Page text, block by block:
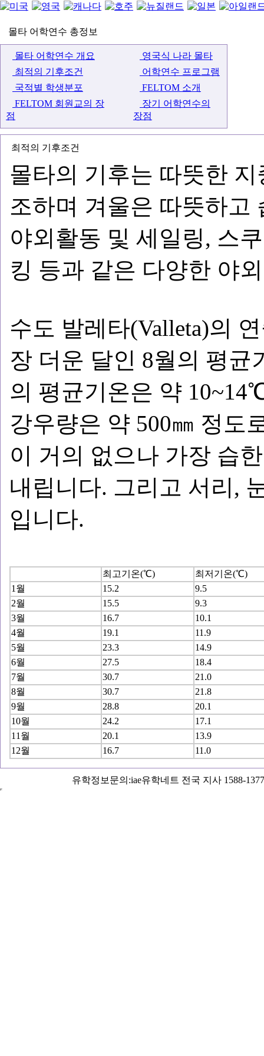
몰타 어학연수 총정보
몰타 어학연수 개요
영국식 나라 몰타
최적의 기후조건
어학연수 프로그램
국적별 학생분포
FELTOM 소개
FELTOM 회원교의 장
점
장기 어학연수의
장점
최적의 기후조건
몰타의 기후는 따뜻한
조하며 겨울은 따뜻하고
야외활동 및 세일링, 스
킹 등과 같은 다양한 야
수도 발레타(Valleta)의
장 더운 달인 8월의 평
의 평균기온은 약
강우량은 약 500㎜ 정도
이 거의 없으나 가장 습
내립니다. 그리고 서리,
입니다.
최고기온(℃)
최저기온(℃)
1월
15.2
9.5
2월
15.5
9.3
3월
16.7
10.1
4월
19.1
11.9
5월
23.3
14.9
6월
27.5
18.4
7월
30.7
21.0
8월
30.7
21.8
9월
28.8
20.1
10월
24.2
17.1
11월
20.1
13.9
12월
16.7 11.0
유학정보문의:iae유학네트 전국 지사 1588-1377